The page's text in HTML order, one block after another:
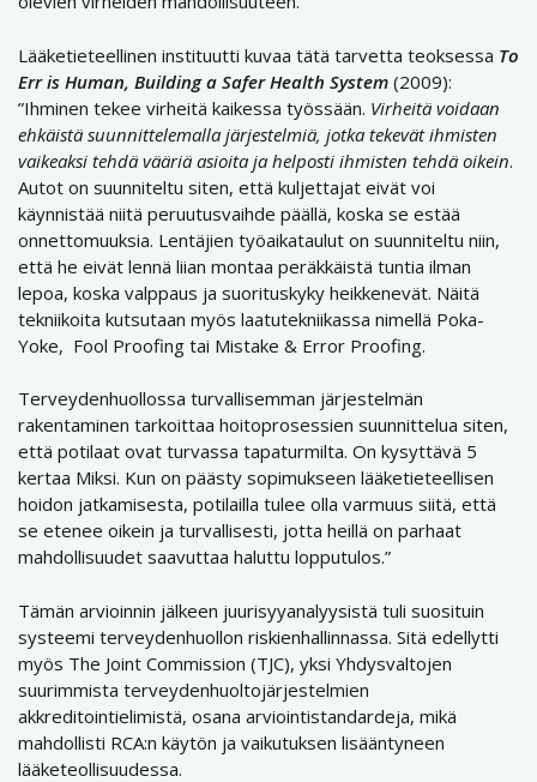
Lääketieteellinen instituutti kuvaa tätä tarvetta teoksessa To
Err is Human, Building a Safer Health System (2009):
”Ihminen tekee virheitä kaikessa työssään. Virheitä voidaan
ehkäistä suunnittelemalla järjestelmiä, jotka tekevät ihmisten
vaikeaksi tehdä vääriä asioita ja helposti ihmisten tehdä oikein.
Autot on suunniteltu siten, että kuljettajat eivät voi
käynnistää niitä peruutusvaihde päällä, koska se estää
onnettomuuksia. Lentäjien työaikataulut on suunniteltu niin,
että he eivät lennä liian montaa peräkkäistä tuntia ilman
lepoa, koska valppaus ja suorituskyky heikkenevät. Näitä
tekniikoita kutsutaan myös laatutekniikassa nimellä Poka-
Yoke, Fool Proofing tai Mistake & Error Proofing.
Terveydenhuollossa turvallisemman järjestelmän
rakentaminen tarkoittaa hoitoprosessien suunnittelua siten,
että potilaat ovat turvassa tapaturmilta. On kysyttävä 5
kertaa Miksi. Kun on päästy sopimukseen lääketieteellisen
hoidon jatkamisesta, potilailla tulee olla varmuus siitä, että
se etenee oikein ja turvallisesti, jotta heillä on parhaat
mahdollisuudet saavuttaa haluttu lopputulos.”
Tämän arvioinnin jälkeen juurisyyanalyysistä tuli suosituin
systeemi terveydenhuollon riskienhallinnassa. Sitä edellytti
myös The Joint Commission (TJC), yksi Yhdysvaltojen
suurimmista terveydenhuoltojärjestelmien
akkreditointielimistä, osana arviointistandardeja, mikä
mahdollisti RCA:n käytön ja vaikutuksen lisääntyneen
lääketeollisuudessa.